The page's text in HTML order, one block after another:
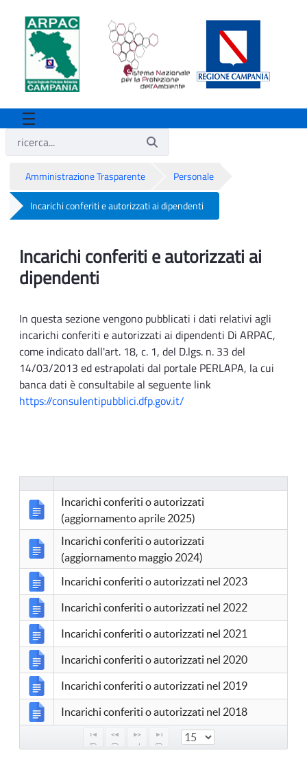
Amministrazione Trasparente Personale
Incarichi conferiti e autorizzati ai dipendenti
Incarichi conferiti e autorizzati ai
Incarichi conferiti e autorizzati ai
dipendenti
In questa sezione vengono pubblicati i dati relativi agli
incarichi conferiti e autorizzati ai dipendenti Di ARPAC,
come indicato dall'art. 18, c. 1, del D.lgs. n. 33 del
14/03/2013 ed estrapolati dal portale PERLAPA, la cui
banca dati è consultabile al seguente link
https://consulentipubblici.dfp.gov.it/
Incarichi conferiti o autorizzati
(aggiornamento aprile 2025)
Incarichi conferiti o autorizzati
(aggiornamento maggio 2024)
Incarichi conferiti o autorizzati nel 2023
Incarichi conferiti o autorizzati nel 2022
Incarichi conferiti o autorizzati nel 2021
Incarichi conferiti o autorizzati nel 2020
Incarichi conferiti o autorizzati nel 2019
Incarichi conferiti o autorizzati nel 2018